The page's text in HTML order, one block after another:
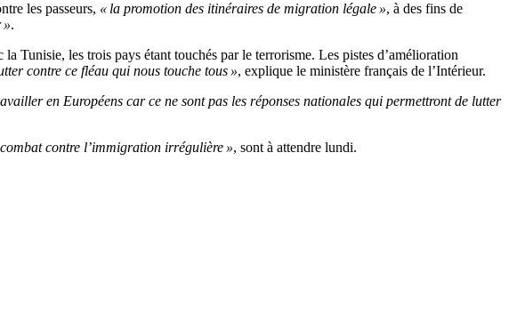
les passeurs, « la promotion des itinéraires de migration légale », à des fins de
».
Tunisie, les trois pays étant touchés par le terrorisme. Les pistes d’amélioration
contre ce fléau qui nous touche tous », explique le ministère français de l’Intérieur.
en Européens car ce ne sont pas les réponses nationales qui permettront de lutter
contre l’immigration irrégulière », sont à attendre lundi.